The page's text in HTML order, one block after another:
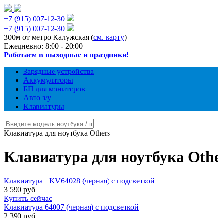
+7 (915) 007-12-30
+7 (915) 007-12-30
300м от метро Калужская (см. карту)
Ежедневно: 8:00 - 20:00
Работаем в выходные и праздники!
Зарядные устройства
Аккумуляторы
БП для мониторов
Авто з/у
Клавиатуры
Клавиатура для ноутбука Others
Клавиатура для ноутбука
Клавиатура - KV64028 (черная) с подсветкой
3 590 руб.
Купить сейчас
Клавиатура 64007 (черная) с подсветкой
2 390 руб.